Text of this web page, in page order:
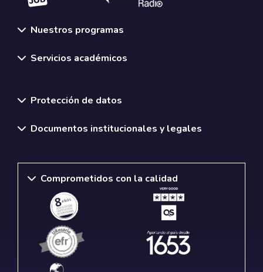
Nuestros programas
Servicios académicos
Protección de datos
Documentos institucionales y legales
Comprometidos con la calidad